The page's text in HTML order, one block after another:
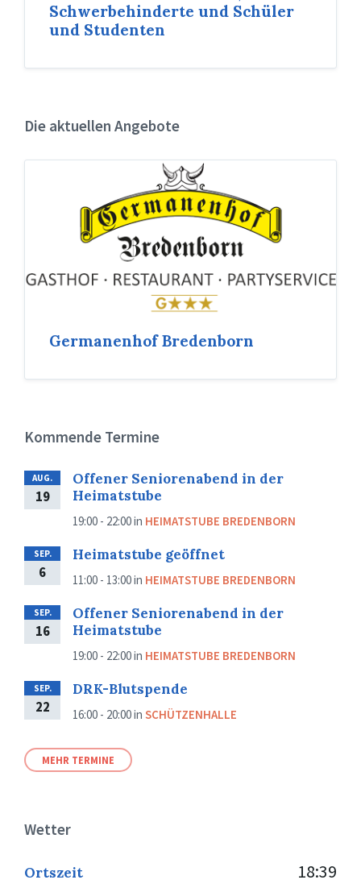
Schwerbehinderte und Schüler
und Studenten
Die aktuellen Angebote
Germanenhof Bredenborn
Kommende Termine
AUG.
19
Offener Seniorenabend in der
Heimatstube
19:00 - 22:00in HEIMATSTUBE BREDENBORN
SEP.
6
Heimatstube geöffnet
11:00 - 13:00in HEIMATSTUBE BREDENBORN
SEP.
16
Offener Seniorenabend in der
Heimatstube
19:00 - 22:00in HEIMATSTUBE BREDENBORN
SEP.
22
DRK-Blutspende
16:00 - 20:00in SCHÜTZENHALLE
MEHR TERMINE
Wetter
Ortszeit 18:39